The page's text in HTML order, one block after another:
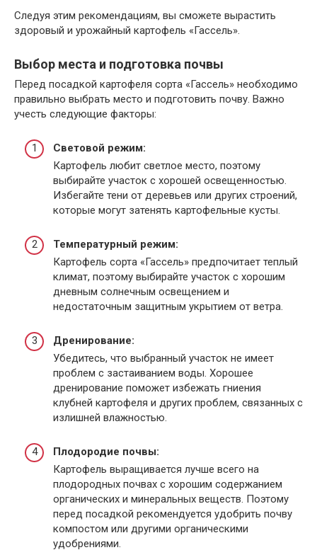
Следуя этим рекомендациям, вы сможете вырастить
здоровый и урожайный картофель «Гассель».
Выбор места и подготовка почвы
Перед посадкой картофеля сорта «Гассель» необходимо
правильно выбрать место и подготовить почву. Важно
учесть следующие факторы:
Световой режим:
Картофель любит светлое место, поэтому
выбирайте участок с хорошей освещенностью.
Избегайте тени от деревьев или других строений,
которые могут затенять картофельные кусты.
Температурный режим:
Картофель сорта «Гассель» предпочитает теплый
климат, поэтому выбирайте участок с хорошим
дневным солнечным освещением и
недостаточным защитным укрытием от ветра.
Дренирование:
Убедитесь, что выбранный участок не имеет
проблем с застаиванием воды. Хорошее
дренирование поможет избежать гниения
клубней картофеля и других проблем, связанных с
излишней влажностью.
Плодородие почвы:
Картофель выращивается лучше всего на
плодородных почвах с хорошим содержанием
органических и минеральных веществ. Поэтому
перед посадкой рекомендуется удобрить почву
компостом или другими органическими
удобрениями.